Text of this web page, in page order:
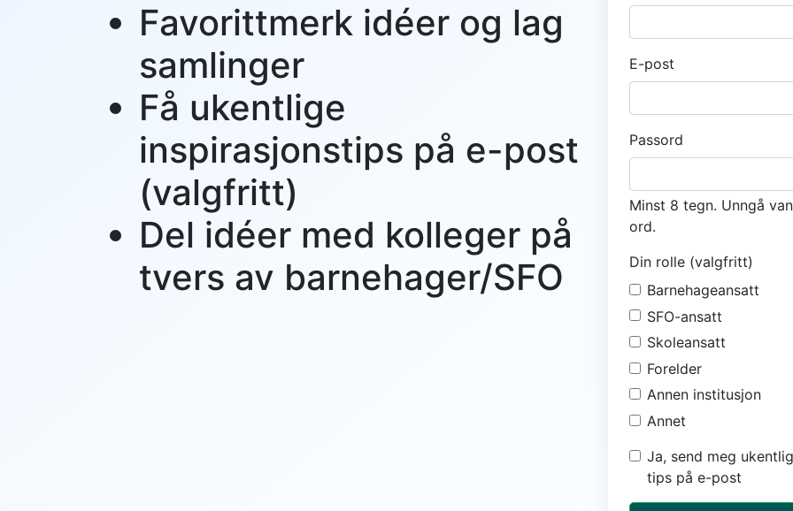
Favorittmerk idéer og lag
samlinger
Få ukentlige
inspirasjonstips på e-post
(valgfritt)
Del idéer med kolleger på
tvers av barnehager/SFO
E-post
Passord
Minst 8 tegn. Unngå
ord.
Din rolle (valgfritt)
Barnehageansatt
SFO-ansatt
Skoleansatt
Forelder
Annen institusjon
Annet
Ja, send meg
tips på e-post